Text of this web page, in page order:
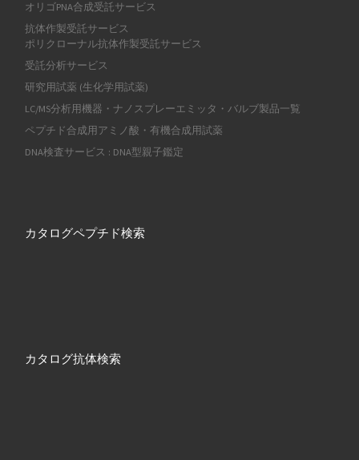
オリゴPNA合成受託サービス
抗体作製受託サービス
ポリクローナル抗体作製受託サービス
受託分析サービス
研究用試薬 (生化学用試薬)
LC/MS分析用機器・ナノスプレーエミッタ・バルブ製品一覧
ペプチド合成用アミノ酸・有機合成用試薬
DNA検査サービス : DNA型親子鑑定
カタログペプチド検索
カタログ抗体検索